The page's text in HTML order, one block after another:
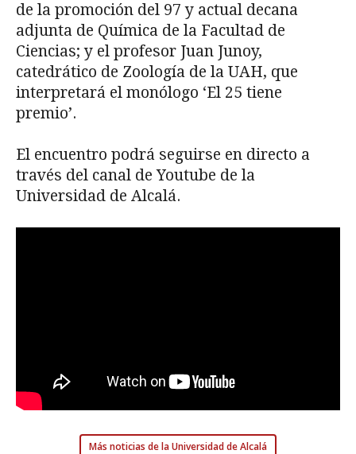
de la promoción del 97 y actual decana
adjunta de Química de la Facultad de
Ciencias; y el profesor Juan Junoy,
catedrático de Zoología de la UAH, que
interpretará el monólogo ‘El 25 tiene
premio’.
El encuentro podrá seguirse en directo a
través del canal de Youtube de la
Universidad de Alcalá.
Más noticias de la Universidad de Alcalá